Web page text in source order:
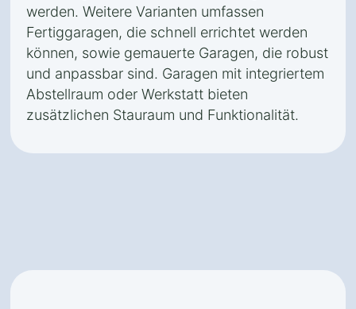
werden. Weitere Varianten umfassen
Fertiggaragen, die schnell errichtet werden
können, sowie gemauerte Garagen, die robust
und anpassbar sind. Garagen mit integriertem
Abstellraum oder Werkstatt bieten
zusätzlichen Stauraum und Funktionalität.